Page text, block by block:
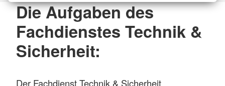
Die Aufgaben des
Fachdienstes Technik &
Sicherheit:
Der Fachdienst Technik & Sicherheit